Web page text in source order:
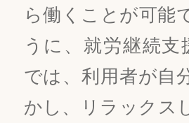
ら働くことが可能
うに、就労継続支
では、利用者が自
かし、リラックス